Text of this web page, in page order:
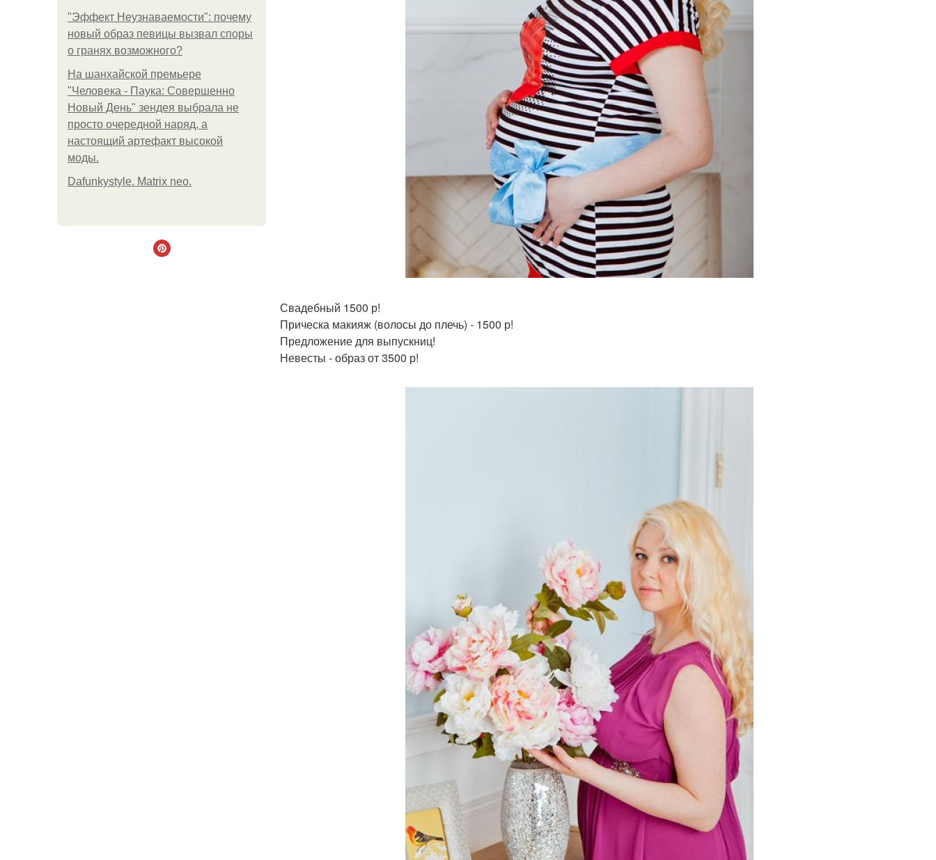
"Эффект Неузнаваемости": почему
новый образ певицы вызвал споры
о гранях возможного?
На шанхайской премьере
"Человека - Паука: Совершенно
Новый День" зендея выбрала не
просто очередной наряд, а
настоящий артефакт высокой
моды.
Dafunkystyle. Matrix neo.
Свадебный 1500 р!
Прическа макияж (волосы до плечь) - 1500 р!
Предложение для выпускниц!
Невесты - образ от 3500 р!